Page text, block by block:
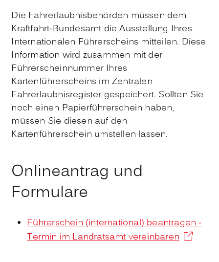
Die Fahrerlaubnisbehörden müssen dem
Kraftfahrt-Bundesamt die Ausstellung Ihres
Internationalen Führerscheins mitteilen. Diese
Information wird zusammen mit der
Führerscheinnummer Ihres
Kartenführerscheins im Zentralen
Fahrerlaubnisregister gespeichert. Sollten Sie
noch einen Papierführerschein haben,
müssen Sie diesen auf den
Kartenführerschein umstellen lassen.
Onlineantrag und
Formulare
Führerschein (international) beantragen -
Termin im Landratsamt vereinbaren